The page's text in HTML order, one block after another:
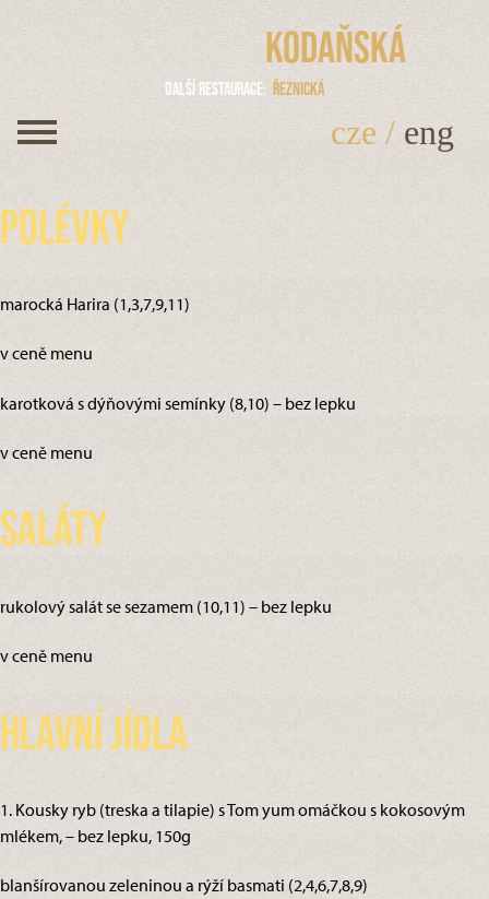
Kodaňská
Další restaurace Řeznická
cze / eng
Polévky
marocká Harira (1,3,7,9,11)
v ceně menu
karotková s dýňovými semínky (8,10) – bez lepku
v ceně menu
Saláty
rukolový salát se sezamem (10,11) – bez lepku
v ceně menu
Hlavní jídla
1. Kousky ryb (treska a tilapie) s Tom yum omáčkou s kokosovým
mlékem, – bez lepku, 150g
blanšírovanou zeleninou a rýží basmati (2,4,6,7,8,9)